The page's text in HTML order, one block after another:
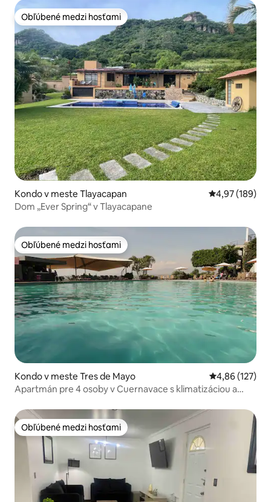
Obľúbené medzi hosťami
Obľúbené medzi hosťami
Kondo v meste Tlayacapan Priemerné
4,97 (189)
Dom „Ever Spring“ v Tlayacapane
Obľúbené medzi hosťami
Obľúbené medzi hosťami
Kondo v meste Tres de Mayo Priemerné
4,86 (127)
Apartmán pre 4 osoby v Cuernavace s klimatizáciou a
Obľúbené medzi hosťami
Obľúbené medzi hosťami